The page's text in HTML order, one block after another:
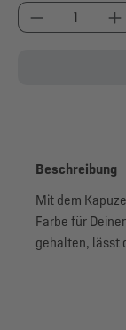
Produkt
Beschreibung
Mit dem
Farbe für
gehalten, lässt